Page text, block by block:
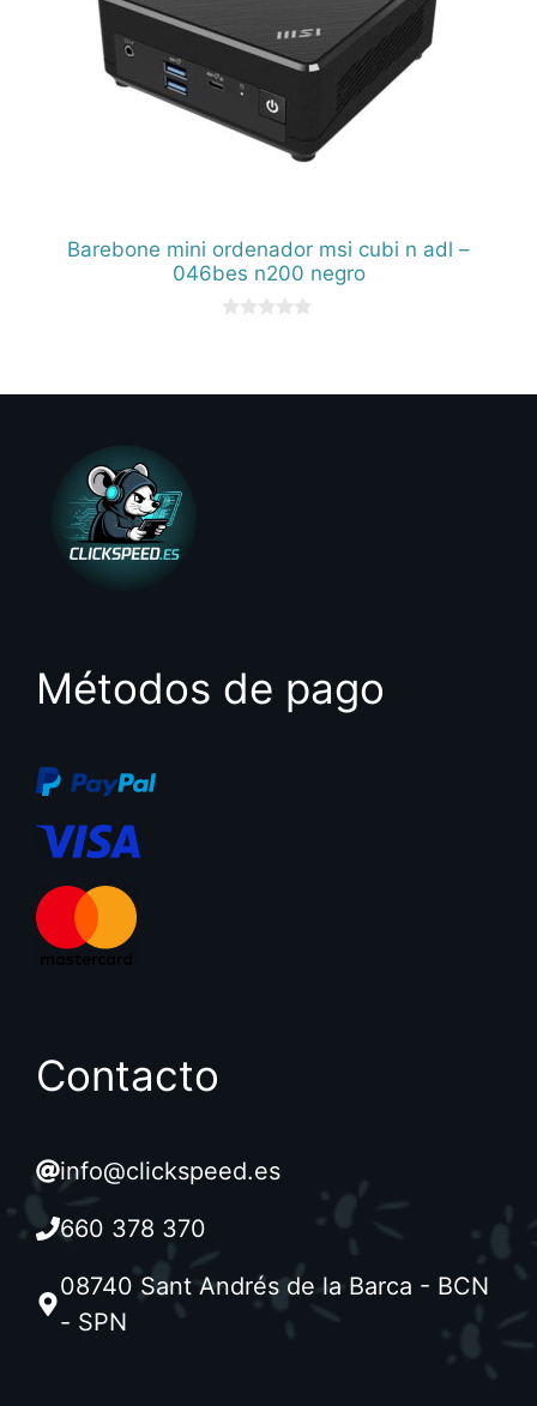
Barebone mini ordenador msi cubi n adl –
046bes n200 negro
Métodos de pago
Contacto
info@clickspeed.es
660 378 370
08740 Sant Andrés de la Barca - BCN
- SPN